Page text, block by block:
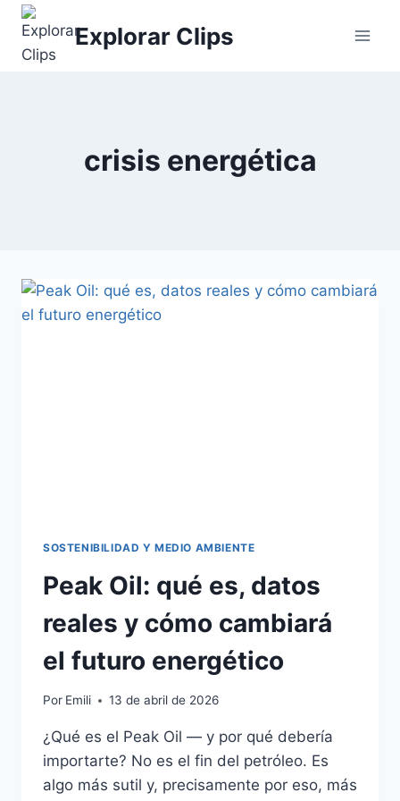
Saltar
contenido
Explorar Clips
crisis energética
SOSTENIBILIDAD Y MEDIO AMBIENTE
Peak Oil: qué es, datos
reales y cómo cambiará
el futuro energético
Por Emili 13 de abril de 2026
¿Qué es el Peak Oil — y por qué debería
importarte? No es el fin del petróleo. Es
algo más sutil y, precisamente por eso, más